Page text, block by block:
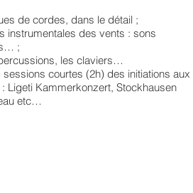
de cordes, dans le détail ;
instrumentales des vents : sons
;
les claviers…
courtes (2h) des initiations aux
Ligeti Kammerkonzert, Stockhausen
etc…